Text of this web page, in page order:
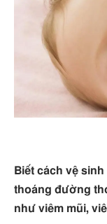
Biết cách vệ
thoáng đường
như viêm mũi,